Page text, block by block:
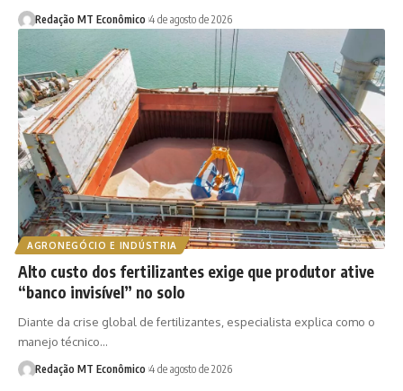
Redação MT Econômico 4 de agosto de 2026
AGRONEGÓCIO E INDÚSTRIA
Alto custo dos fertilizantes exige que produtor ative
“banco invisível” no solo
Diante da crise global de fertilizantes, especialista explica como o
manejo técnico…
Redação MT Econômico 4 de agosto de 2026